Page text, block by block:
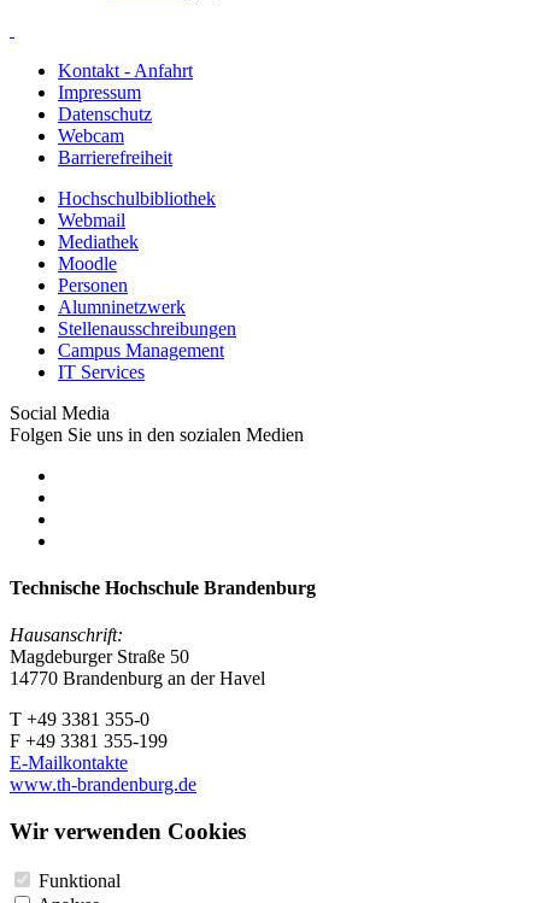
Kontakt - Anfahrt
Impressum
Datenschutz
Webcam
Barrierefreiheit
Hochschulbibliothek
Webmail
Mediathek
Moodle
Personen
Alumninetzwerk
Stellenausschreibungen
Campus Management
IT Services
Social Media
Folgen Sie uns in den sozialen Medien
Technische Hochschule Brandenburg
Hausanschrift:
Magdeburger Straße 50
14770 Brandenburg an der Havel
T +49 3381 355-0
F +49 3381 355-199
E-Mailkontakte
www.th-brandenburg.de
Wir verwenden Cookies
Funktional